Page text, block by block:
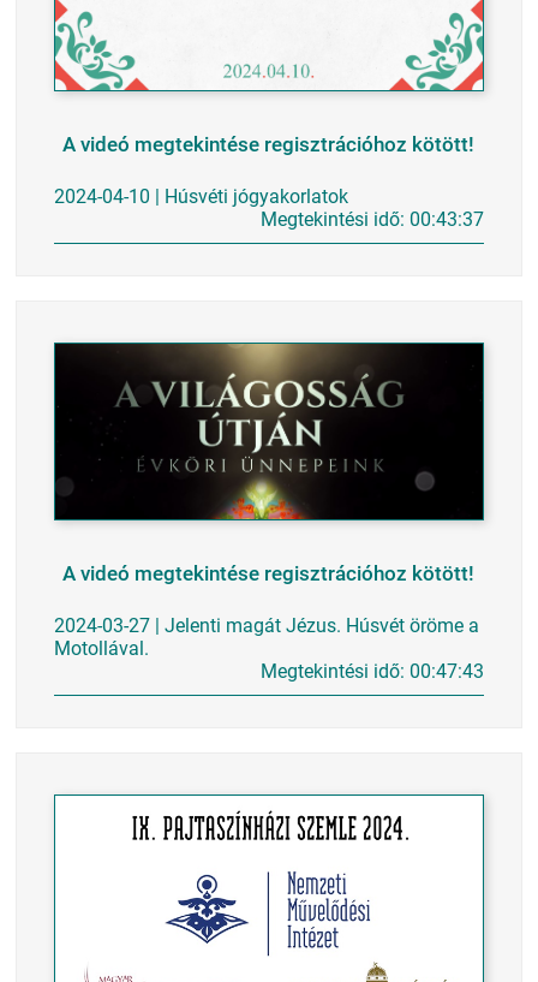
A videó megtekintése regisztrációhoz kötött!
2024-04-10 | Húsvéti jógyakorlatok
Megtekintési idő: 00:43:37
A videó megtekintése regisztrációhoz kötött!
2024-03-27 | Jelenti magát Jézus. Húsvét öröme a
Motollával.
Megtekintési idő: 00:47:43